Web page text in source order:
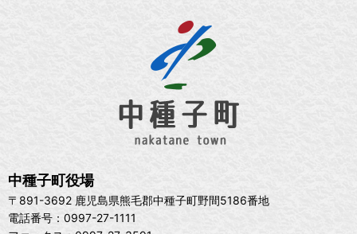
中種子町役場
〒891-3692 鹿児島県熊毛郡中種子町野間5186番地
電話番号：0997-27-1111